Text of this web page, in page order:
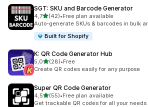
SGT: SKU and Barcode Generator
4,7z 5 hvězd
(42)
Celkový počet recenzí: 42
•Free plan available
Auto-generate SKUs & barcodes in bulk
Built for Shopify
K: QR Code Generator Hub
5,0z 5 hvězd
(28)
Celkový počet recenzí: 28
•Free
Create QR codes easily for any purpose
Super QR Code Generator
4,5z 5 hvězd
(55)
Celkový počet recenzí: 55
•Free plan available
Get trackable QR codes for all your needs